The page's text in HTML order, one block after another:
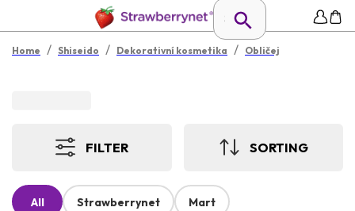
Home / Shiseido / Dekorativní kosmetika / Obličej
FILTER SORTING
All Strawberrynet Mart